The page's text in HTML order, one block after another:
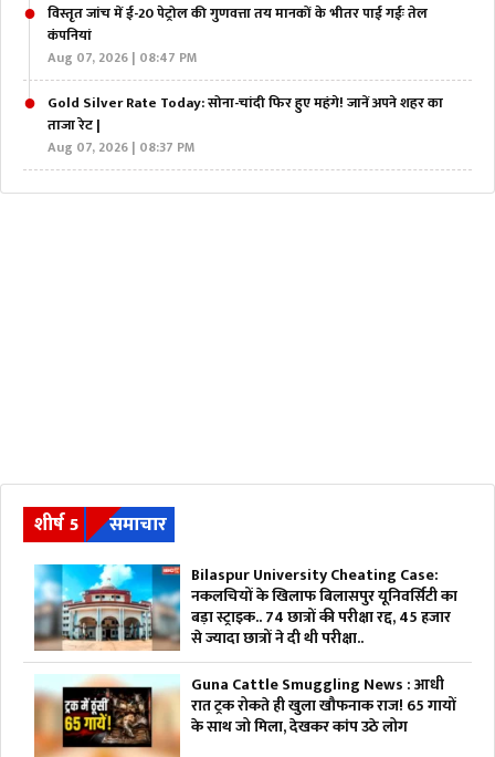
विस्तृत जांच में ई-20 पेट्रोल की गुणवत्ता तय मानकों के भीतर पाई गईः तेल
कंपनियां
Aug 07, 2026 | 08:47 PM
Gold Silver Rate Today: सोना-चांदी फिर हुए महंगे! जानें अपने शहर का
ताजा रेट |
Aug 07, 2026 | 08:37 PM
शीर्ष 5 समाचार
Bilaspur University Cheating Case:
नकलचियों के खिलाफ बिलासपुर यूनिवर्सिटी का
बड़ा स्ट्राइक.. 74 छात्रों की परीक्षा रद्द, 45 हजार
से ज्यादा छात्रों ने दी थी परीक्षा..
Guna Cattle Smuggling News : आधी
रात ट्रक रोकते ही खुला खौफनाक राज! 65 गायों
के साथ जो मिला, देखकर कांप उठे लोग